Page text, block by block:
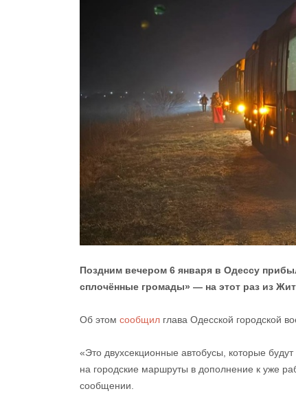
Поздним вечером 6 января в Одессу
сплочённые громады» — на этот раз из
Об этом сообщил глава Одесской городской
«Это двухсекционные автобусы, которые
на городские маршруты в дополнение к уже
сообщении.